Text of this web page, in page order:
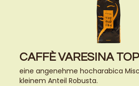
CAFFÈ VARESINA TOP
eine angenehme hocharabica
kleinem Anteil Robusta.